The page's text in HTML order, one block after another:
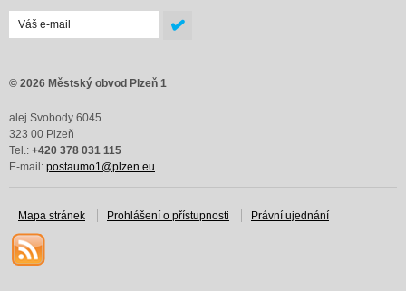
© 2026 Městský obvod Plzeň 1
alej Svobody 6045
323 00 Plzeň
Tel.: +420 378 031 115
E-mail: postaumo1@plzen.eu
Mapa stránek Prohlášení o přístupnosti Právní ujednání